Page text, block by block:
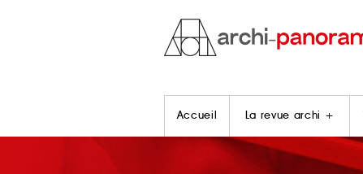
Accueil La revue archi +